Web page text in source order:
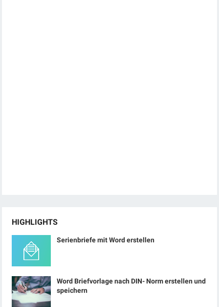
HIGHLIGHTS
Serienbriefe mit Word erstellen
Word Briefvorlage nach DIN- Norm erstellen und
speichern